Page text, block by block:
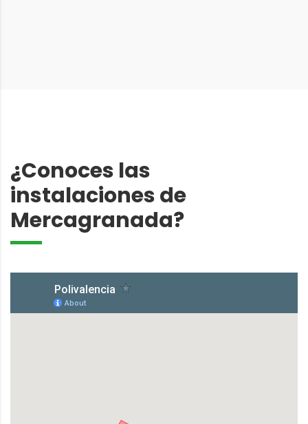
¿Conoces las
instalaciones de
Mercagranada?